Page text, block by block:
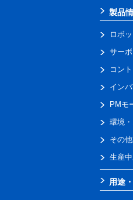
製品
ロボッ
サーボ
コン
イン
PMモ
環境
その
生産
用途